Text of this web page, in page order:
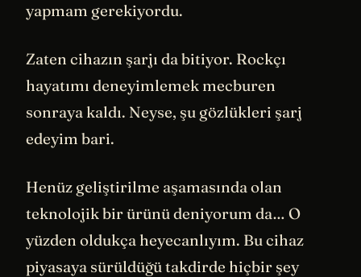
yapmam gerekiyordu.
Zaten cihazın şarjı da bitiyor. Rockçı
hayatımı deneyimlemek mecburen
sonraya kaldı. Neyse, şu gözlükleri şarj
edeyim bari.
Henüz geliştirilme aşamasında olan
teknolojik bir ürünü deniyorum da… O
yüzden oldukça heyecanlıyım. Bu cihaz
piyasaya sürüldüğü takdirde hiçbir şey